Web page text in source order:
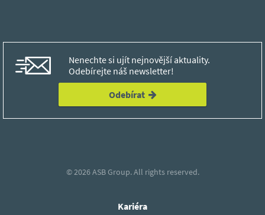
Nenechte si ujít nejnovější aktuality.
Odebírejte náš newsletter!
Odebírat
© 2026ASB Group.All rights reserved.
Kariéra